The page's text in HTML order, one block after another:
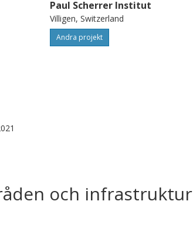
Paul Scherrer Institut
Villigen, Switzerland
Andra projekt
och infrastruktur